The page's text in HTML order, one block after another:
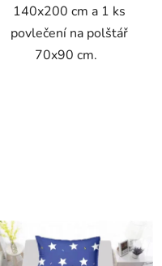
140x200 cm a 1 ks
povlečení na polštář
70x90 cm.